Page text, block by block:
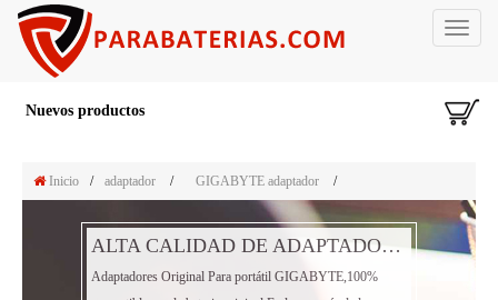
Toggle
Nuevos productos
Inicio / adaptador / GIGABYTE adaptador /
ALTA CALIDAD DE ADAPTADOR PORTÁTIL GIGABYTE
Adaptadores Original Para portátil GIGABYTE,100%